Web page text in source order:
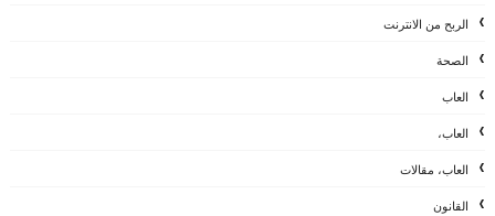
الربح من الانترنت
الصحة
العاب
العاب،
العاب، مقالات
القانون